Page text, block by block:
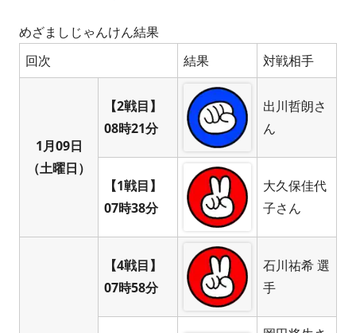
めざましじゃんけん結果
回次
結果 対戦相手
1月09日
（土曜日）
【2戦目】
08時21分
出川哲朗さ
ん
【1戦目】
07時38分
大久保佳代
子さん
【4戦目】
07時58分
石川祐希 選
手